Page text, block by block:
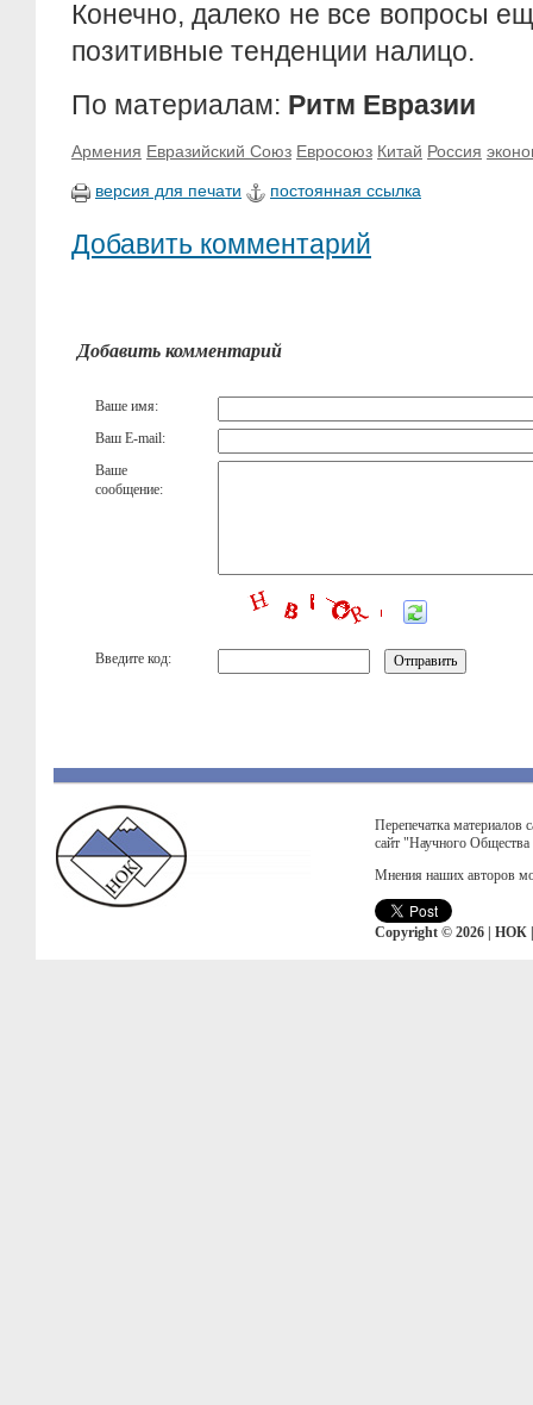
Конечно, далеко не все вопросы
позитивные тенденции налицо.
По материалам: Ритм Евразии
Армения Евразийский Союз Евросоюз Китай Россия
версия для печати постоянная ссылка
Добавить комментарий
Добавить комментарий
Ваше имя:
Ваш E-mail:
Ваше
сообщение:
Введите код:
Перепечатка материалов
сайт "Научного
Мнения наших авторов
Copyright © 2026 | НОК